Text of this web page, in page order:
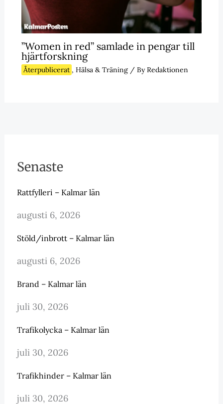
”Women in red” samlade in pengar till
hjärtforskning
Återpublicerat , Hälsa & Träning/ ByRedaktionen
Senaste
Rattfylleri – Kalmar län
augusti 6, 2026
Stöld/inbrott – Kalmar län
augusti 6, 2026
Brand – Kalmar län
juli 30, 2026
Trafikolycka – Kalmar län
juli 30, 2026
Trafikhinder – Kalmar län
juli 30, 2026